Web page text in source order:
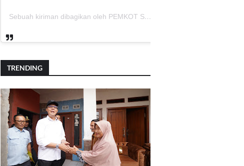
Sebuah kiriman dibagikan oleh PEMKOT SUKABUMI (@pemkotsukabumi_)
TRENDING